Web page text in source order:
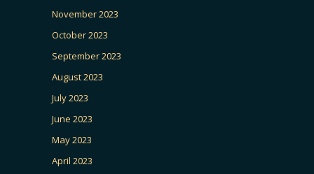
November 2023
October 2023
September 2023
August 2023
July 2023
June 2023
May 2023
April 2023